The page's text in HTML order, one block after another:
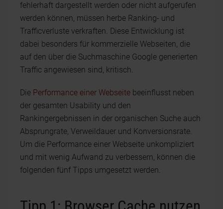
fehlerhaft dargestellt werden oder nicht aufgerufen
werden können, müssen herbe Ranking- und
Trafficverluste verkraften. Diese Entwicklung ist
dabei besonders für kommerzielle Webseiten, die
auf den über die Suchmaschine Google generierten
Traffic angewiesen sind, kritisch.
Die Performance einer Webseite beeinflusst neben
der gesamten Usability und den
Rankingergebnissen in der organischen Suche auch
Absprungrate, Verweildauer und Konversionsrate.
Um die Performance einer Webseite unkompliziert
und mit wenig Aufwand zu verbessern, können die
folgenden fünf Tipps umgesetzt werden.